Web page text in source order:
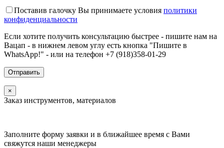
Поставив галочку Вы принимаете условия политики
конфиденциальности
Если хотите получить консультацию быстрее - пишите нам на
Вацап - в нижнем левом углу есть кнопка "Пишите в
WhatsApp!" - или на телефон +7 (918)358-01-29
×
Заказ инструментов, материалов
Заполните форму заявки и в ближайшее время с Вами
свяжутся наши менеджеры